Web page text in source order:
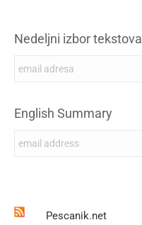
Nedeljni izbor tekstova
English Summary
Pescanik.net